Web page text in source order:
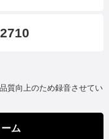
質向上のため録音させてい
ム